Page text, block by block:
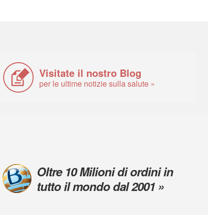
Visitate il nostro Blog
per le ultime notizie sulla salute »
Oltre 10 Milioni di ordini in
tutto il mondo dal 2001 »